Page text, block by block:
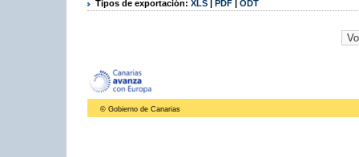
Tipos de exportación: XLS | PDF | ODT
© Gobierno de Canarias